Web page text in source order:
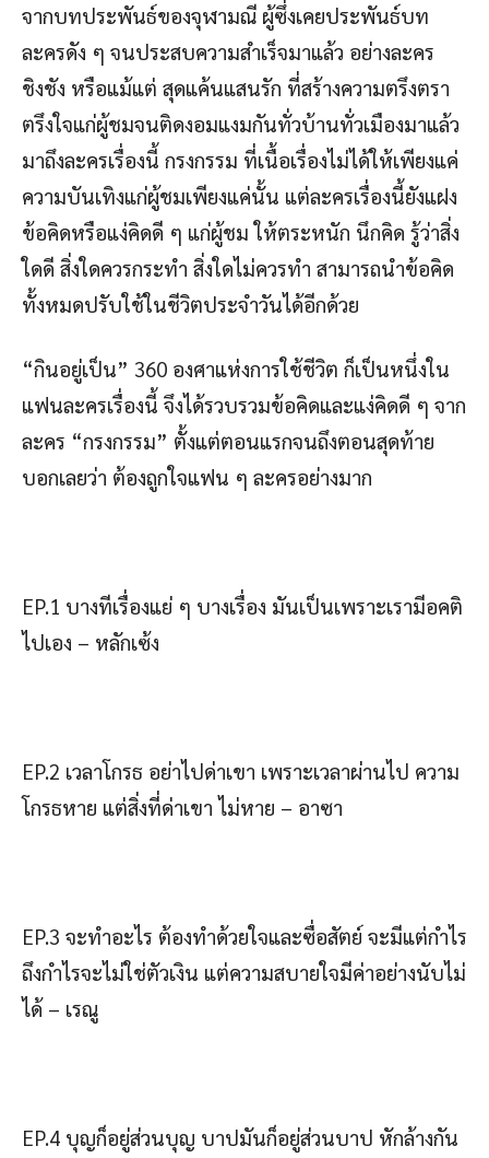
จากบทประพันธ์ของจุฬามณี ผู้ซึ่งเคยประพันธ์บท
ละครดัง ๆ จนประสบความสำเร็จมาแล้ว อย่างละคร
ชิงชัง หรือแม้แต่ สุดแค้นแสนรัก ที่สร้างความตรึงตรา
ตรึงใจแก่ผู้ชมจนติดงอมแงมกันทั่วบ้านทั่วเมืองมาแล้ว
มาถึงละครเรื่องนี้ กรงกรรม ที่เนื้อเรื่องไม่ได้ให้เพียงแค่
ความบันเทิงแก่ผู้ชมเพียงแค่นั้น แต่ละครเรื่องนี้ยังแฝง
ข้อคิดหรือแง่คิดดี ๆ แก่ผู้ชม ให้ตระหนัก นึกคิด รู้ว่าสิ่ง
ใดดี สิ่งใดควรกระทำ สิ่งใดไม่ควรทำ สามารถนำข้อคิด
ทั้งหมดปรับใช้ในชีวิตประจำวันได้อีกด้วย
“กินอยู่เป็น” 360 องศาแห่งการใช้ชีวิต ก็เป็นหนึ่งใน
แฟนละครเรื่องนี้ จึงได้รวบรวมข้อคิดและแง่คิดดี ๆ จาก
ละคร “กรงกรรม” ตั้งแต่ตอนแรกจนถึงตอนสุดท้าย
บอกเลยว่า ต้องถูกใจแฟน ๆ ละครอย่างมาก
EP.1 บางทีเรื่องแย่ ๆ บางเรื่อง มันเป็นเพราะเรามีอคติ
ไปเอง – หลักเซ้ง
EP.2 เวลาโกรธ อย่าไปด่าเขา เพราะเวลาผ่านไป ความ
โกรธหาย แต่สิ่งที่ด่าเขา ไม่หาย – อาซา
EP.3 จะทำอะไร ต้องทำด้วยใจและซื่อสัตย์ จะมีแต่กำไร
ถึงกำไรจะไม่ใช่ตัวเงิน แต่ความสบายใจมีค่าอย่างนับไม่
ได้ – เรณู
EP.4 บุญก็อยู่ส่วนบุญ บาปมันก็อยู่ส่วนบาป หักล้างกัน